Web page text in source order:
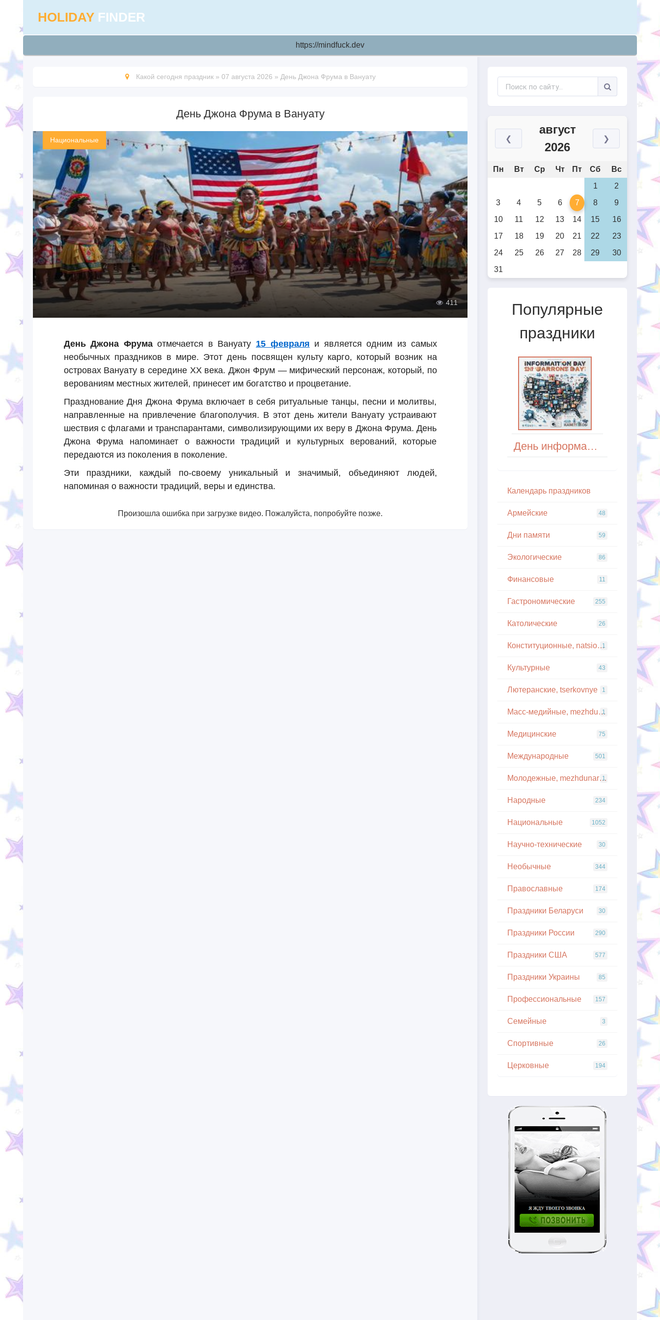
HOLIDAY FINDER
https://mindfuck.dev
Какой сегодня праздник » 07 августа 2026 » День Джона Фрума в Вануату
День Джона Фрума в Вануату
Национальные
411
День Джона Фрумаотмечается в Вануату 15 февраля и является одним из самых
необычных праздников в мире. Этот день посвящен культу карго, который возник на
островах Вануату в середине XX века. Джон Фрум — мифический персонаж, который, по
верованиям местных жителей, принесет им богатство и процветание.
Празднование Дня Джона Фрума включает в себя ритуальные танцы, песни и молитвы,
направленные на привлечение благополучия. В этот день жители Вануату устраивают
шествия с флагами и транспарантами, символизирующими их веру в Джона Фрума. День
Джона Фрума напоминает о важности традиций и культурных верований, которые
передаются из поколения в поколение.
Эти праздники, каждый по-своему уникальный и значимый, объединяют людей,
напоминая о важности традиций, веры и единства.
Произошла ошибка при загрузке видео. Пожалуйста, попробуйте позже.
❮
август
2026
❯
Пн Вт Ср Чт Пт Сб
Вс
1
2
3
4 5 6 7 8
9
10
11 12 13 14 15
16
17
18 19 20 21 22
23
24
25 26 27 28 29
30
31
Популярные
праздники
День информационной перегрузки (Information Overload Day) в США
Кaлeндapь пpaздникoв
Армейские 48
Дни памяти 59
Экологические 86
Финансовые 11
Гастрономические 255
Католические 26
Конституционные, natsionalnye
1
Культурные 43
Лютеранские, tserkovnye 1
Масс-медийные, mezhdunarodnye
1
Медицинские 75
Международные 501
Молодежные, mezhdunarodnye
1
Народные 234
Национальные 1052
Научно-технические 30
Необычные 344
Православные 174
Праздники Беларуси 30
Праздники России 290
Праздники США 577
Праздники Украины 85
Профессиональные 157
Семейные 3
Спортивные 26
Церковные 194